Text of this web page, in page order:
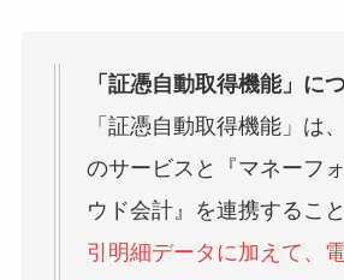
「証憑自動取得機能」に
「証憑自動取得機能」は
のサービスと『マネーフ
ウド会計』を連携すること
引明細データに加えて、